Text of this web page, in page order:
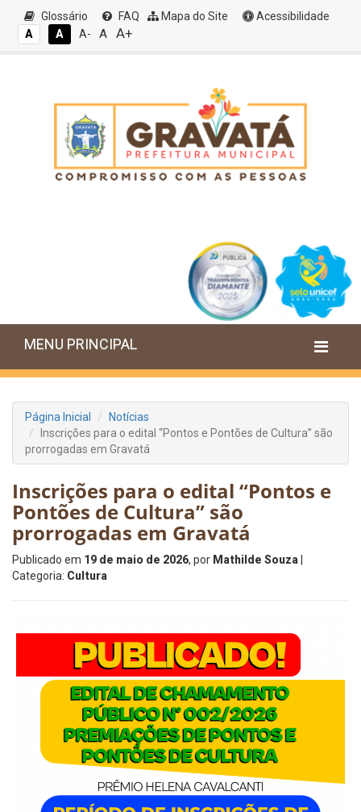
Glossário FAQ Mapa do Site
Acessibilidade
A
A A- A A+
MENU PRINCIPAL
Página Inicial
Notícias
Inscrições para o edital “Pontos e Pontões de Cultura” são
prorrogadas em Gravatá
Inscrições para o edital “Pontos e
Pontões de Cultura” são
prorrogadas em Gravatá
Publicado em 19 de maio de 2026, por Mathilde Souza
Categoria: Cultura